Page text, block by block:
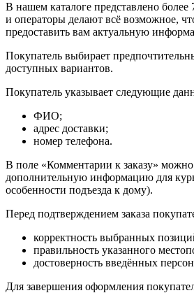
В нашем каталоге представлено
и операторы делают всё возможное,
предоставить вам актуальную
Покупатель выбирает
доступных вариантов.
Покупатель указывает следующие
ФИО;
адрес доставки;
номер телефона.
В поле «Комментарии к заказу» можно
дополнительную информацию для
особенности подъезда к дому).
Перед подтверждением заказа
корректность выбранных
правильность указанного
достоверность введённых
Для завершения оформления